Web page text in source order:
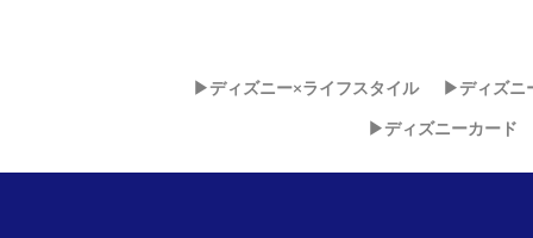
▶︎ディズニー×ライフスタイル ▶︎ディズニ
ディズニ
ディズ
ディズニ
▶︎ディズニーカード